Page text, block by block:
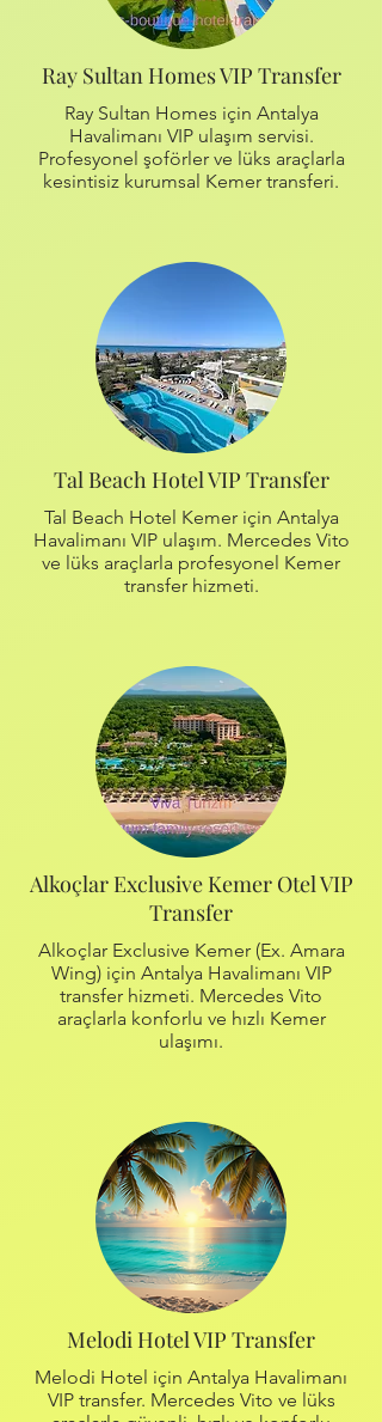
Ray Sultan Homes VIP Transfer
Ray Sultan Homes için Antalya
Havalimanı VIP ulaşım servisi.
Profesyonel şoförler ve lüks araçlarla
kesintisiz kurumsal Kemer transferi.
Tal Beach Hotel VIP Transfer
Tal Beach Hotel Kemer için Antalya
Havalimanı VIP ulaşım. Mercedes Vito
ve lüks araçlarla profesyonel Kemer
transfer hizmeti.
Alkoçlar Exclusive Kemer Otel VIP
Transfer
Alkoçlar Exclusive Kemer (Ex. Amara
Wing) için Antalya Havalimanı VIP
transfer hizmeti. Mercedes Vito
araçlarla konforlu ve hızlı Kemer
ulaşımı.
Melodi Hotel VIP Transfer
Melodi Hotel için Antalya Havalimanı
VIP transfer. Mercedes Vito ve lüks